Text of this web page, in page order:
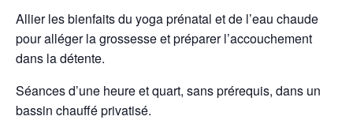
Allier les bienfaits du yoga prénatal et de l’eau chaude
pour alléger la grossesse et préparer l’accouchement
dans la détente.
Séances d’une heure et quart, sans prérequis, dans un
bassin chauffé privatisé.